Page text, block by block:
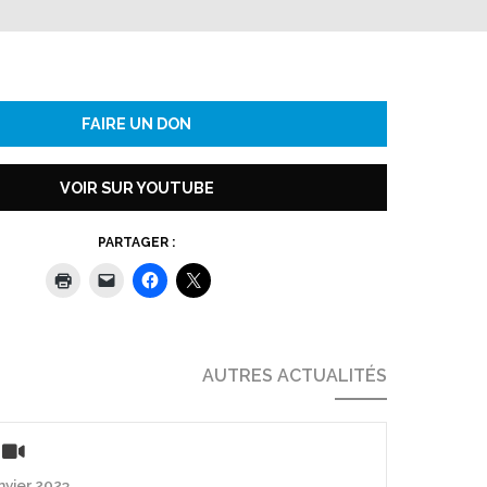
FAIRE UN DON
VOIR SUR YOUTUBE
PARTAGER :
AUTRES ACTUALITÉS